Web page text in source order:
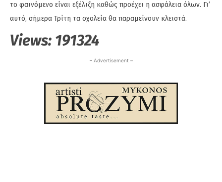
το φαινόμενο είναι εξέλιξη καθώς προέχει η ασφάλεια όλων. Γι’
αυτό, σήμερα Τρίτη τα σχολεία θα παραμείνουν κλειστά.
Views: 191324
– Advertisement –